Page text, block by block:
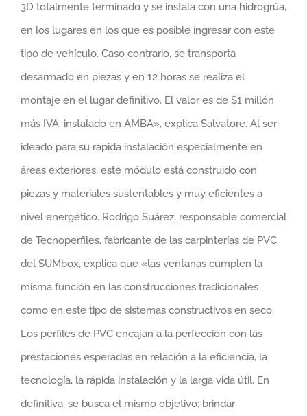
3D totalmente terminado y se instala con una hidrogrúa,
en los lugares en los que es posible ingresar con este
tipo de vehículo. Caso contrario, se transporta
desarmado en piezas y en 12 horas se realiza el
montaje en el lugar definitivo. El valor es de $1 millón
más IVA, instalado en AMBA», explica Salvatore. Al ser
ideado para su rápida instalación especialmente en
áreas exteriores, este módulo está construido con
piezas y materiales sustentables y muy eficientes a
nivel energético. Rodrigo Suárez, responsable comercial
de Tecnoperfiles, fabricante de las carpinterías de PVC
del SUMbox, explica que «las ventanas cumplen la
misma función en las construcciones tradicionales
como en este tipo de sistemas constructivos en seco.
Los perfiles de PVC encajan a la perfección con las
prestaciones esperadas en relación a la eficiencia, la
tecnología, la rápida instalación y la larga vida útil. En
definitiva, se busca el mismo objetivo: brindar